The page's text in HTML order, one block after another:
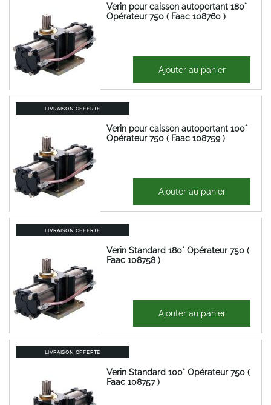
Verin pour caisson autoportant 180°
Opérateur 750 ( Faac 108760 )
948,44 €
790,37 € Ajouter au panier
LIVRAISON OFFERTE
Verin pour caisson autoportant 100°
Opérateur 750 ( Faac 108759 )
854,30 €
711,92 € Ajouter au panier
LIVRAISON OFFERTE
Verin Standard 180° Opérateur 750 (
Faac 108758 )
1 067,86 €
889,88 € Ajouter au panier
LIVRAISON OFFERTE
Verin Standard 100° Opérateur 750 (
Faac 108757 )